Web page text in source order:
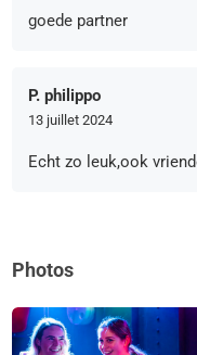
goede partner
P. philippo
13 juillet 2024
Echt zo leuk,ook
Photos